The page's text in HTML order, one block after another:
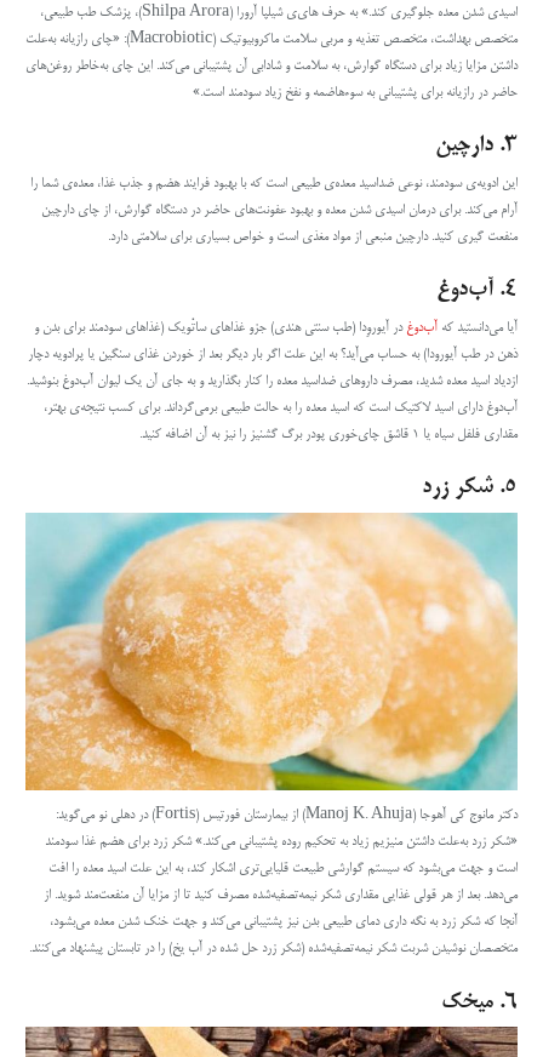
اسیدی شدن معده جلوگیری کند.» به حرف های‌ی شیلپا آرورا (Shilpa Arora)، پزشک طب طبیعی،
متخصص بهداشت، متخصص تغذیه و مربی سلامت ماکروبیوتیک (Macrobiotic): «چای رازیانه به‌علت
داشتن مزایا زیاد برای دستگاه گوارش، به سلامت و شادابی آن پشتیبانی می‌کند. این چای به‌خاطر روغن‌‌های
حاضر در رازیانه برای پشتیبانی به سوءهاضمه و نفخ زیاد سودمند است.»
۳. دارچین
این ادویه‌ی سودمند، نوعی ضداسید معده‌ی طبیعی است که با بهبود فرایند هضم و جذب غذا، معده‌ی شما را
آرام می‌کند. برای درمان اسیدی شدن معده و بهبود عفونت‌های حاضر در دستگاه گوارش، از چای دارچین
منفعت گیری کنید. دارچین منبعی از مواد مغذی است و خواص بسیاری برای سلامتی دارد.
۴. آب‌دوغ
آیا می‌دانستید که آب‌دوغ در آیوروِدا (طب سنتی هندی) جزو غذاهای ساتْویک (غذاهای سودمند برای بدن و
ذهن در طب آیورودا) به حساب می‌آید؟ به این علت اگر بار دیگر بعد از خوردن غذای سنگین یا پرادویه دچار
ازدیاد اسید معده شدید، مصرف داروهای ضداسید معده را کنار بگذارید و به جای آن یک لیوان آب‌دوغ بنوشید.
آب‌دوغ دارای اسید لاکتیک است که اسید معده را به حالت طبیعی برمی‌گرداند. برای کسب نتیجه‌ی بهتر،
مقداری فلفل سیاه یا ۱ قاشق چای‌خوری پودر برگ گشنیز را نیز به آن اضافه کنید.
۵. شکر زرد
دکتر مانوج کی آهوجا (Manoj K. Ahuja) از بیمارستان فورتیس (Fortis) در دهلی نو می‌گوید:
«شکر زرد به‌علت داشتن منیزیم زیاد به تحکیم روده پشتیبانی می‌کند.» شکر زرد برای هضم غذا سودمند
است و جهت می‌بشود که سیستم گوارشی طبیعت قلیایی‌تری اشکار کند، به این علت اسید معده را افت
می‌دهد. بعد از هر قولی غذایی مقداری شکر نیمه‌تصفیه‌شده مصرف کنید تا از مزایا آن منفعت‌مند شوید. از
آنجا که شکر زرد به نگه داری دمای طبیعی بدن نیز پشتیبانی می‌کند و جهت خنک شدن معده می‌بشود،
متخصصان نوشیدن شربت شکر نیمه‌تصفیه‌شده (شکر زرد حل شده در آب یخ) را در تابستان پیشنهاد می‌کنند.
۶. میخک